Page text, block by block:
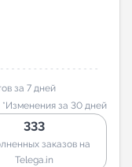
за 7 дней
*Изменения за 30 дней
333
заказов на
Telega.in